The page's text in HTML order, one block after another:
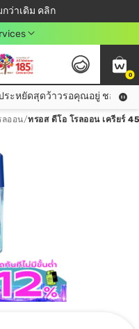
ว่าเดิม คลิก
พิ่มจุก ๆ 10%! 🎉
อป 499฿
บดียังไง?
0
มีบัตรสมาชิกวัตสัน คลับรึยัง? สิทธิประหยัดสุดว้าวรอคุณอยู่ ชอปคุ้มกว่าเดิม คลิก!
ะหยัดสุดว้าวรอคุณอยู่ ชอปคุ้มก
ลออน/ทรอส ดีโอ โรลออน เครียร์